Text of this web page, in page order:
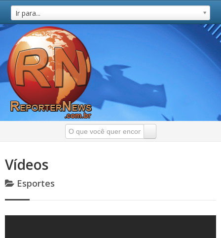
Ir para...
Vídeos
Esportes